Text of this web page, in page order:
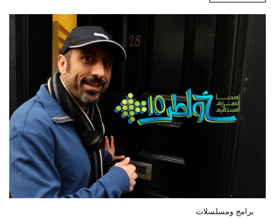
برامج ومسلسلات